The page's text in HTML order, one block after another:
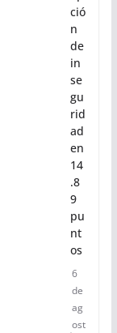
ció
n
de
in
se
gu
rid
ad
en
14
.8
9
pu
nt
os
6
de
ag
ost